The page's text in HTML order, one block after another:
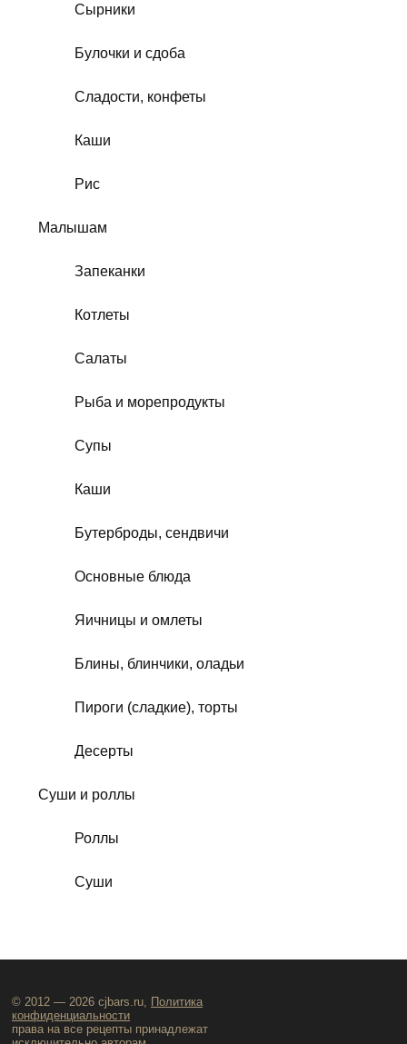
Сырники
Булочки и сдоба
Сладости, конфеты
Каши
Рис
Малышам
Запеканки
Котлеты
Салаты
Рыба и морепродукты
Супы
Каши
Бутерброды, сендвичи
Основные блюда
Яичницы и омлеты
Блины, блинчики, оладьи
Пироги (сладкие), торты
Десерты
Суши и роллы
Роллы
Суши
© 2012 — 2026 cjbars.ru,
Политика
конфиденциальности
права на все рецепты принадлежат